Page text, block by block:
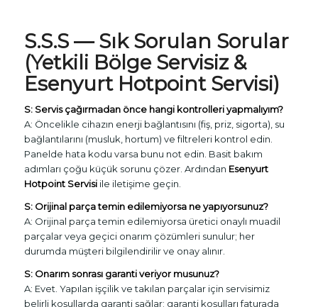
S.S.S — Sık Sorulan Sorular
(Yetkili Bölge Servisiz &
Esenyurt Hotpoint Servisi)
S: Servis çağırmadan önce hangi kontrolleri yapmalıyım?
A: Öncelikle cihazın enerji bağlantısını (fiş, priz, sigorta), su
bağlantılarını (musluk, hortum) ve filtreleri kontrol edin.
Panelde hata kodu varsa bunu not edin. Basit bakım
adımları çoğu küçük sorunu çözer. Ardından Esenyurt
Hotpoint Servisiile iletişime geçin.
S: Orijinal parça temin edilemiyorsa ne yapıyorsunuz?
A: Orijinal parça temin edilemiyorsa üretici onaylı muadil
parçalar veya geçici onarım çözümleri sunulur; her
durumda müşteri bilgilendirilir ve onay alınır.
S: Onarım sonrası garanti veriyor musunuz?
A: Evet. Yapılan işçilik ve takılan parçalar için servisimiz
belirli koşullarda garanti sağlar; garanti koşulları faturada